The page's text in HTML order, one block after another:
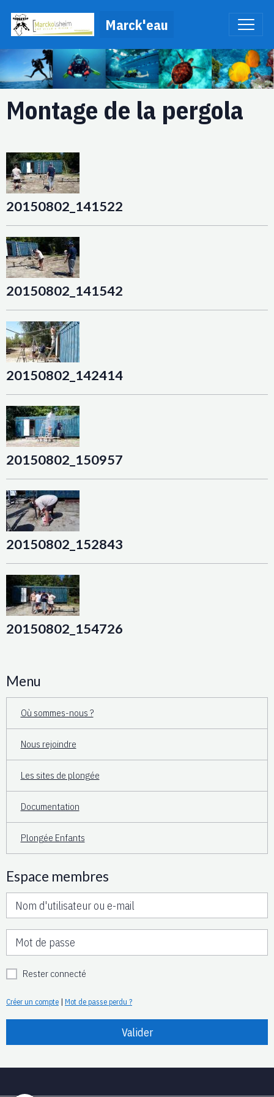
Marck'eau
Montage de la pergola
20150802_141522
20150802_141542
20150802_142414
20150802_150957
20150802_152843
20150802_154726
Menu
Où sommes-nous ?
Nous rejoindre
Les sites de plongée
Documentation
Plongée Enfants
Espace membres
Rester connecté
Créer un compte | Mot de passe perdu ?
Valider